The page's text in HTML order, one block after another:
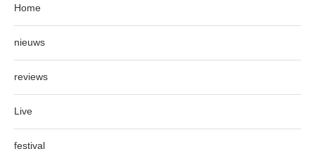
Home
nieuws
reviews
Live
festival